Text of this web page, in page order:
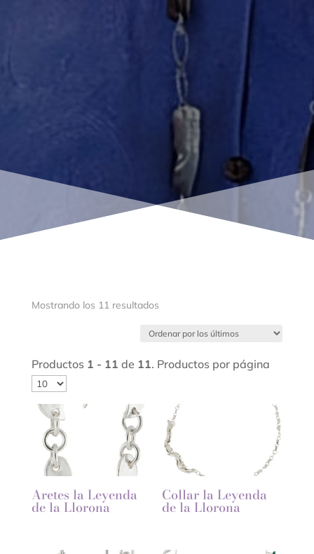
Mostrando los 11 resultadosOrdenado
últimos
Productos 1 - 11 de 11. Productos por página
Aretes la Leyenda
de la Llorona
Collar la Leyenda
de la Llorona